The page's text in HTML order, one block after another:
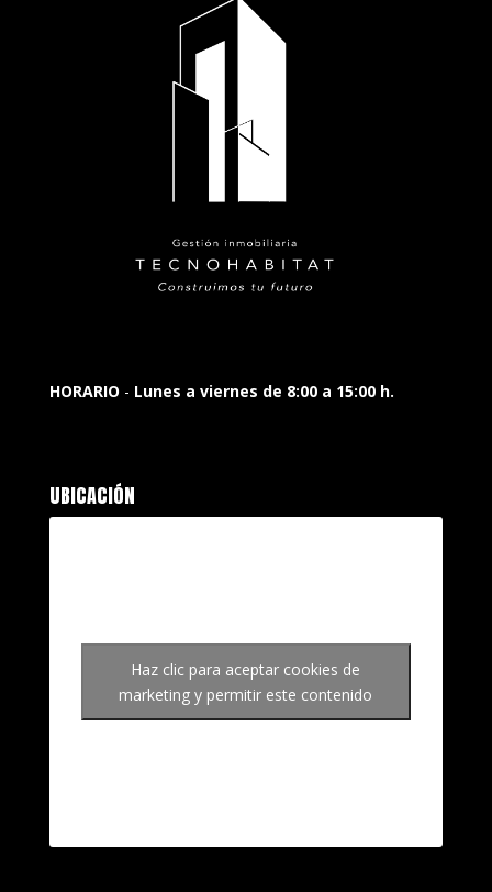
HORARIO - Lunes a viernes de 8:00 a 15:00 h.
UBICACIÓN
Haz clic para aceptar cookies de
marketing y permitir este contenido